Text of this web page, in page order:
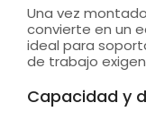
Una vez
convierte en un
ideal para
de trabajo
Capacidad y